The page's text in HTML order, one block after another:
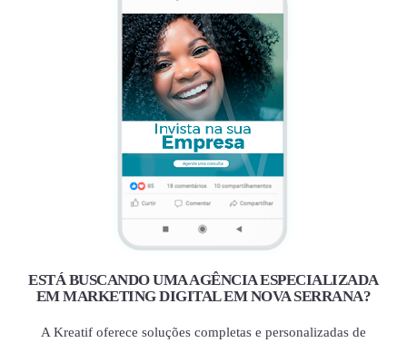
ESTÁ BUSCANDO UMA AGÊNCIA ESPECIALIZADA
EM MARKETING DIGITAL EM NOVA SERRANA?
A Kreatif oferece soluções completas e personalizadas de